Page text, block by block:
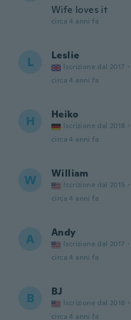
Wife loves it
circa 4 anni fa
L Leslie
Iscrizione dal 2017 ·
circa 4 anni fa
H Heiko
Iscrizione dal 2018 ·
circa 4 anni fa
W William
Iscrizione dal 2015 ·
circa 4 anni fa
A Andy
Iscrizione dal 2017 ·
circa 4 anni fa
B BJ
Iscrizione dal 2018 ·
circa 4 anni fa